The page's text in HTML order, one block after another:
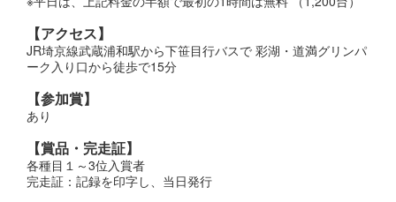
【アクセス】
JR埼京線武蔵浦和駅から下笹目行バスで 彩湖・道満グリンパ
ーク入り口から徒歩で15分
【参加賞】
あり
【賞品・完走証】
各種目１～3位入賞者
完走証：記録を印字し、当日発行